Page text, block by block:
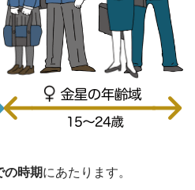
の時期にあたります。